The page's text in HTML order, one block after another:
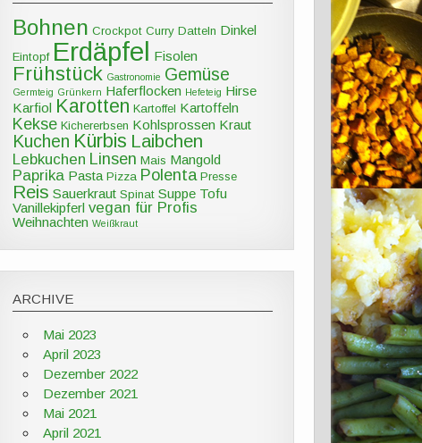
Bohnen Crockpot Curry Datteln Dinkel
Eintopf Erdäpfel Fisolen
Frühstück Gastronomie Gemüse
Germteig Grünkern Haferflocken Hefeteig Hirse
Karfiol Karotten Kartoffel Kartoffeln
Kekse Kichererbsen Kohlsprossen Kraut
Kuchen Kürbis Laibchen
Lebkuchen Linsen Mais Mangold
Paprika Pasta Pizza Polenta Presse
Reis Sauerkraut Spinat Suppe Tofu
Vanillekipferl vegan für Profis
Weihnachten Weißkraut
ARCHIVE
Mai 2023
April 2023
Dezember 2022
Dezember 2021
Mai 2021
April 2021